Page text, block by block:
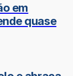
em
quase